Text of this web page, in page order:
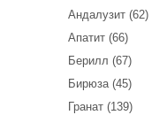
Андалузит (62)
Апатит (66)
Берилл (67)
Бирюза (45)
Гранат (139)